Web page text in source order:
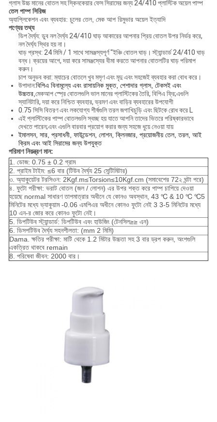
গ্লাস উচ্চ মানের বোতল সহ স্কিনকেয়ার ফেস সিরামের জন্য 24/410 প্লাস্টিক অয়েল পাম্প
তেল পাম্প সিরিজ
অ্যাপ্লিকেশন এবং ব্যবহার: চুলের তেল, মেক আপ রিমুভার অয়েল ইত্যাদি
পণ্যের তথ্য
ডিপ দৈর্ঘ্য: ডুব নল দৈর্ঘ্য 24/410 ঘাড় আকারের আপনার প্রিয় বোতল উপর নির্ভর করে,
নল দৈর্ঘ্য স্থির হয় না।
ঘাড় প্রস্থ: 24 মিমি / 1 সাথে সামঞ্জস্যপূর্ণ "ইঞ্চি বোতল ঘাড়। স্ট্যান্ডার্ড 24/410 ঘাড়
বন্ধ। ক্রয়ের আগে, দয়া করে সামঞ্জস্যের বীমা করতে আপনার বোতলটির ঘাড় পরিমাপ
করুন।
চাপ অনুভব করা: ম্যাচের বোতলে খুব মসৃণ এবং মৃদু এবং সহজেই ব্যবহার করা বোধ করে।
উপাদান:বিপিএ বিনামূল্যে এবং রাসায়নিক মুক্ত, পেশাদার গ্লাস, টেকসই এবং
উচ্চতর,মেকআপ স্প্রে বোতলগুলি ভাল মানের প্লাস্টিকের তৈরি, বিপিএ ফ্রি;এগুলি
স্যানিটারি, দয়া করে নিশ্চিত ব্যবহার, ভ্রমণ এবং বাড়ির ব্যবহারের উপযোগী
0.75 সিসি বিতরণ এবং লকযোগ্য শীর্ষগুলি তরল জগাখিচুড়ি এবং ছিটকে রোধ করে L
এই প্লাস্টিকের পাম্প বোতলগুলি স্বচ্ছ হয় যাতে আপনি তাদের ভিতরে পরিষ্কারভাবে
দেখতে পারেন;এবং এগুলি বারবার প্রয়োগ করার জন্য সহজে ধুয়ে নেওয়া যায়
ইমালসন, সার, প্রসাধনী, ফাউন্ডেশন, লোশন, ক্লিনজার, প্রয়োজনীয় তেল, তরল, আই
ক্রিম এবং আই সিরামের জন্য উপযুক্ত
পরিমাণ নিয়ন্ত্রণ মান:
1. ডোজ: 0.75 ± 0.2 গ্রাম
2. প্রাইম টাইম: ≤6 বার (টিউব দৈর্ঘ্য 25 সেন্টিমিটার)
৩. অ্যাকুয়েটর টরসিওন: 2Kgf.m≤Torsion≤10Kgf.cm (সমাবেশের 72২ ঘন্টা পরে)
৪. ফুটো পরীক্ষা: ভরাট বোতল (জল / লোশন) এর উপর শক্ত করে পাম্প চাপিয়ে দেওয়া
হয়েছে normal সাধারণ তাপমাত্রার অধীনে যে কোনও অবস্থান, 43 ℃ & 10 ℃ ℃5
মিনিটের মধ্যে ভ্যাকুয়াম -0.06 এমপিএর অধীনে কোনও ফুটো নেই 3 3-5 মিনিটের মধ্যে
10 এন-র জোর করে কোনও ফুটো নেই।
5. ডিপটিউব স্ট্যান্ডার্ড: ডিপটিউব এবং হাউজিং (টেনসিল≥≥ এন)
6. ডিসপটিউব দৈর্ঘ্য সহনশীলতা: (mm 2 মিমি)
Dama. ক্ষতির পরীক্ষা: মাটি থেকে 1.2 মিটার উচ্চতা সহ 3 বার ড্রপ করুন, অংশগুলি
একত্রিত থাকবে remain
8. পরিষেবা জীবন: 2000 বার।